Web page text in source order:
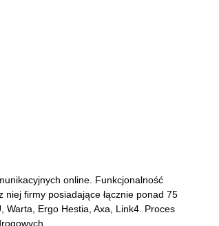
online. Funkcjonalność
niej firmy posiadające łącznie ponad 75
Warta, Ergo Hestia, Axa, Link4. Proces